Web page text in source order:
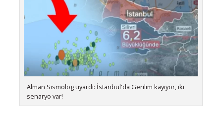
Alman Sismolog uyardı: İstanbul'da Gerilim kayıyor, iki
senaryo var!